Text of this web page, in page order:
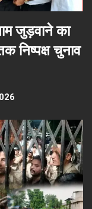
जुड़वाने का
निष्पक्ष चुनाव